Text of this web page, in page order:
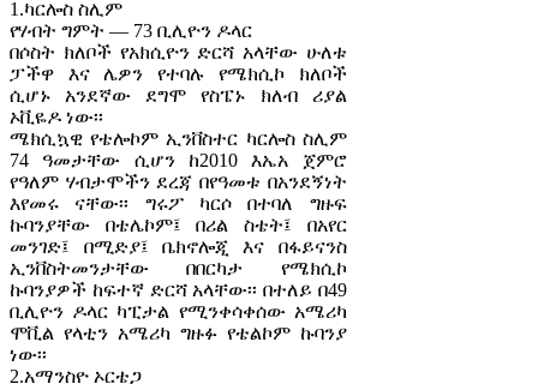
1.ካርሎስ ስሊም
የሃብት ግምት — 73 ቢሊዮን ዶላር
በሶስት ክለቦች የአክሲዮን ድርሻ አላቸው ሁለቱ
ፓችዋ እና ሌዎን የተባሉ የሜክሲኮ ክለቦች
ሲሆኑ አንደኛው ደግሞ የስፔኑ ክለብ ሪያል
ኦቪዬዶ ነው፡፡
ሜክሲኳዊ የቴሎኮም ኢንቨስተር ካርሎስ ስሊም
74 ዓመታቸው ሲሆን ከ2010 እኤአ ጀምሮ
የዓለም ሃብታሞችን ደረጃ በየዓመቱ በአንደኝነት
እየመሩ ናቸው፡፡ ግሩፖ ካርሶ በተባለ ግዙፍ
ኩባንያቸው በቴሌኮም፤ በሪል ስቴት፤ በአየር
መንገድ፤ በሚድያ፤ ቤክኖሎጂ እና በፋይናንስ
ኢንቨስትመንታቸው በበርካታ የሜክሲኮ
ኩባንያዎች ከፍተኛ ድርሻ አላቸው፡፡ በተለይ በ49
ቢሊዮን ዶላር ካፒታል የሚንቀሳቀሰው አሜሪካ
ሞቪል የላቲን አሜሪካ ግዙፉ የቴልኮም ኩባንያ
ነው፡፡
2.አማንስዮ ኦርቴጋ